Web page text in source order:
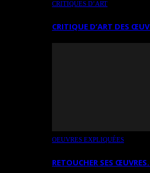
CRITIQUES D’ART
CRITIQUE D’ART DES
OEUVRES EXPLIQUÉES
RETOUCHER SES